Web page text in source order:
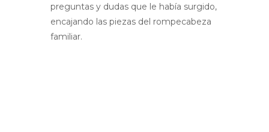
preguntas y dudas que le había surgido,
encajando las piezas del rompecabeza
familiar.